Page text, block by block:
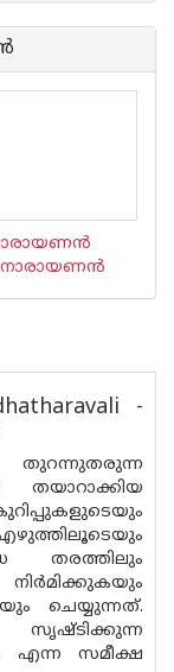
നാരായണന്‍
-
തരത്തിലും
ചെയ്യുന്നത്.
എന്ന സമീക്ഷ